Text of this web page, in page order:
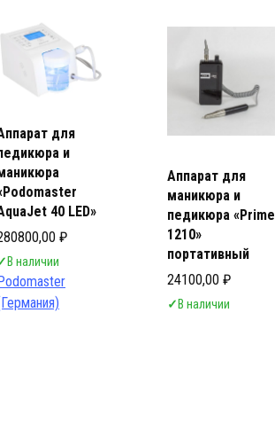
для
и
40 LED»
₽
В наличии
Аппарат для
маникюра и
педикюра «Prime
1210»
портативный
24100,00 ₽
✓ В наличии